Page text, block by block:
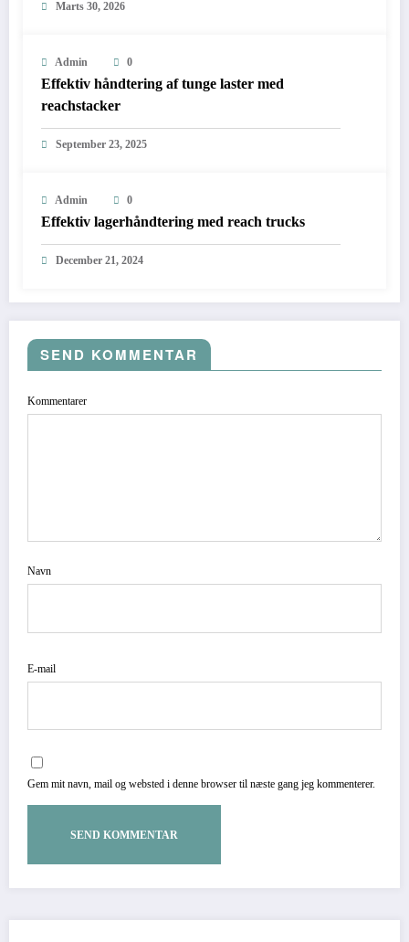
Marts 30, 2026
Admin 0
Effektiv håndtering af tunge laster med
reachstacker
September 23, 2025
Admin 0
Effektiv lagerhåndtering med reach trucks
December 21, 2024
SEND KOMMENTAR
Kommentarer
Navn
E-mail
Gem mit navn, mail og websted i denne browser til næste gang jeg kommenterer.